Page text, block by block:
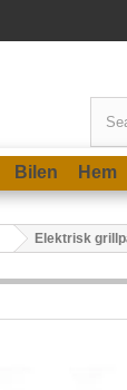
Bilen Hem
Elektrisk